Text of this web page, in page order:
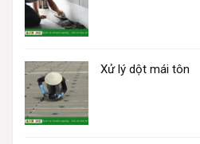
Xử lý dột mái tôn